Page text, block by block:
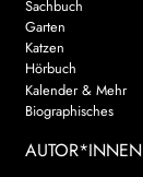
Sachbuch
Garten
Katzen
Hörbuch
Kalender & Mehr
Biographisches
AUTOR*INNEN